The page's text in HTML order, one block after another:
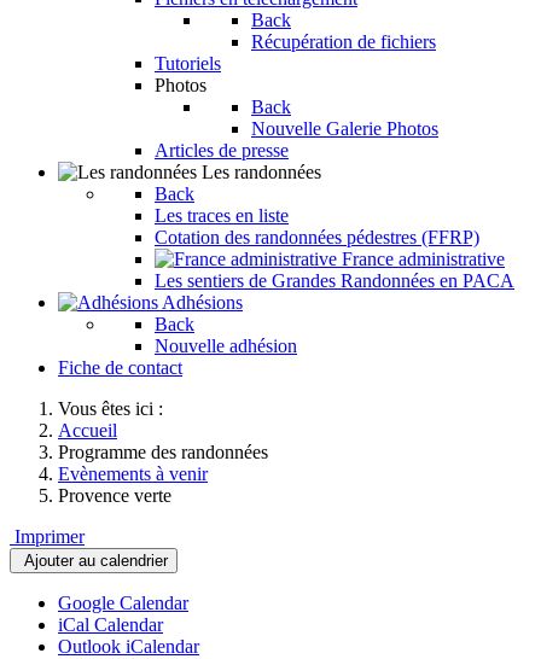
Back
Récupération de fichiers
Tutoriels
Photos
Back
Nouvelle Galerie Photos
Articles de presse
Les randonnées
Back
Les traces en liste
Cotation des randonnées pédestres (FFRP)
France administrative
Les sentiers de Grandes Randonnées en PACA
Adhésions
Back
Nouvelle adhésion
Fiche de contact
Vous êtes ici :
Accueil
Programme des randonnées
Evènements à venir
Provence verte
Imprimer
Ajouter au calendrier
Google Calendar
iCal Calendar
Outlook iCalendar